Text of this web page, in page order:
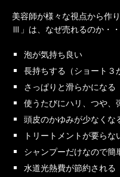
美容師が様々な視点から作
Ⅲ」は、なぜ売れるのか・
泡が気持ち良い
長持ちする（ショート３
さっぱりと滑らかになる
使うたびにハリ、つや、
頭皮のかゆみが少なくな
トリートメントが要らな
シャンプーだけなので簡
水道光熱費が節約される